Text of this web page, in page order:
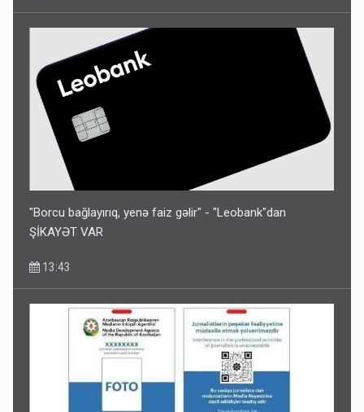
"Borcu bağlayırıq, yenə faiz gəlir" - "Leobank"dan
ŞİKAYƏT VAR
13:43